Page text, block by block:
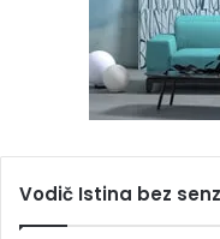
Vodič Istina bez